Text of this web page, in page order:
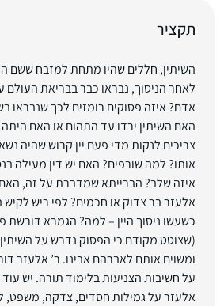
תקציר
השיתין, חללים שהיו מתחת למזבח ששם
לאחר הניסוך, נבראו כבר בבריאת העולם
אדם? איזה פסוקים רומזים לכך שנבראו
האם השיתין ירדו עד התהום או האם
צריכים לנקות מדי פעם יין קרוש שהיה
אותו? למה שורפים? האם יש דין מעילה
איזה שלב? הברייתא שמדברת על זה, האם
אלעזר בר צדוק או חכמים? לפי ריש לקיש
כשעשו ניסוך היין – למה? הגמרא דורשת
(שצוטט מקודם כי הפסוק נדרש על
ומשוים אותם לאברהם אבינו. ר’ אלעזר
על חשיבות הצניעות בלימוד תורה. יש
אלעזר על גמילות חסדים, צדקה, משפט,